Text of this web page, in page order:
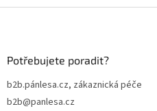
Potřebujete poradit?
b2b.pánlesa.cz, zákaznická péče
b2b@panlesa.cz